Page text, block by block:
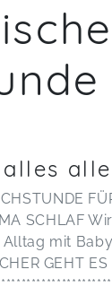
SCHLAF
mit
GEHT ES